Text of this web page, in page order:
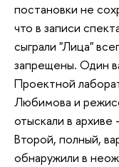
постановки не
что в записи
сыграли "Лица"
запрещены. Один
Проектной
Любимова и
отыскали в архиве
Второй, полный,
обнаружили в